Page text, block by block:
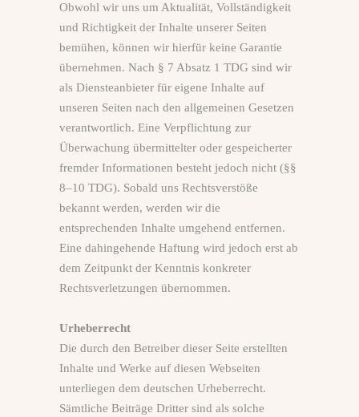
Obwohl wir uns um Aktualität, Vollständigkeit
und Richtigkeit der Inhalte unserer Seiten
bemühen, können wir hierfür keine Garantie
übernehmen. Nach § 7 Absatz 1 TDG sind wir
als Diensteanbieter für eigene Inhalte auf
unseren Seiten nach den allgemeinen Gesetzen
verantwortlich. Eine Verpflichtung zur
Überwachung übermittelter oder gespeicherter
fremder Informationen besteht jedoch nicht (§§
8–10 TDG). Sobald uns Rechtsverstöße
bekannt werden, werden wir die
entsprechenden Inhalte umgehend entfernen.
Eine dahingehende Haftung wird jedoch erst ab
dem Zeitpunkt der Kenntnis konkreter
Rechtsverletzungen übernommen.
Urheberrecht
Die durch den Betreiber dieser Seite erstellten
Inhalte und Werke auf diesen Webseiten
unterliegen dem deutschen Urheberrecht.
Sämtliche Beiträge Dritter sind als solche